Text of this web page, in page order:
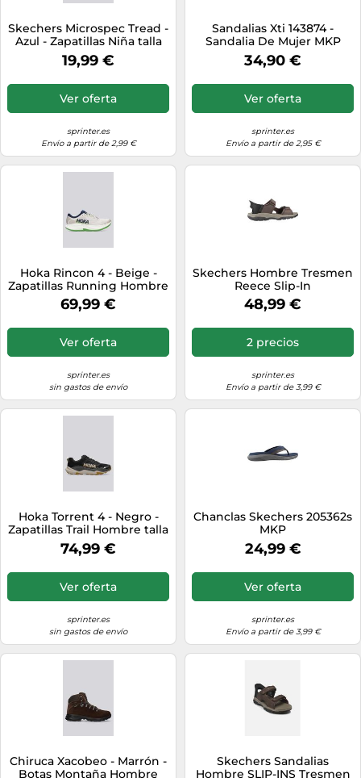
Skechers Microspec Tread -
Azul - Zapatillas Niña talla
27
19,99 €
Ver oferta
sprinter.es
Envío a partir de 2,99 €
Sandalias Xti 143874 -
Sandalia De Mujer MKP
34,90 €
Ver oferta
sprinter.es
Envío a partir de 2,95 €
Hoka Rincon 4 - Beige -
Zapatillas Running Hombre
MKP talla 44
69,99 €
Ver oferta
sprinter.es
sin gastos de envío
Skechers Hombre Tresmen
Reece Slip-In
ENTRENADOR, Chocolate
Synthetic, 44 EU
48,99 €
2 precios
sprinter.es
Envío a partir de 3,99 €
Hoka Torrent 4 - Negro -
Zapatillas Trail Hombre talla
42
74,99 €
Ver oferta
sprinter.es
sin gastos de envío
Chanclas Skechers 205362s
MKP
24,99 €
Ver oferta
sprinter.es
Envío a partir de 3,99 €
Chiruca Xacobeo - Marrón -
Botas Montaña Hombre
Skechers Sandalias
Hombre SLIP-INS Tresmen